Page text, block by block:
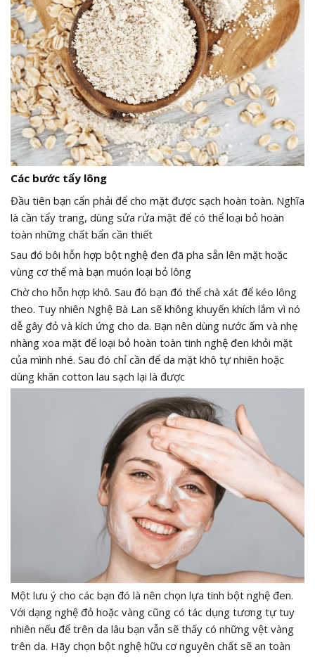
Các bước tẩy lông
Đầu tiên bạn cẩn phải để cho mặt được sạch hoàn toàn. Nghĩa
là cần tẩy trang, dùng sửa rửa mặt để có thể loại bỏ hoàn
toàn những chất bẩn cần thiết
Sau đó bôi hỗn hợp bột nghệ đen đã pha sẵn lên mặt hoặc
vùng cơ thể mà bạn muón loại bỏ lông
Chờ cho hỗn hợp khô. Sau đó bạn đó thể chà xát để kéo lông
theo. Tuy nhiên Nghệ Bà Lan sẽ không khuyến khích lắm vì nó
dễ gây đỏ và kích ứng cho da. Bạn nên dùng nước ấm và nhẹ
nhàng xoa mặt để loại bỏ hoàn toàn tinh nghệ đen khỏi mặt
của mình nhé. Sau đó chỉ cần để da mặt khô tự nhiên hoặc
dùng khăn cotton lau sạch lại là được
Một lưu ý cho các bạn đó là nên chọn lựa tinh bột nghệ đen.
Với dạng nghệ đỏ hoặc vàng cũng có tác dụng tương tự tuy
nhiên nếu để trên da lâu bạn vẫn sẽ thấy có những vệt vàng
trên da. Hãy chọn bột nghệ hữu cơ nguyên chất sẽ an toàn